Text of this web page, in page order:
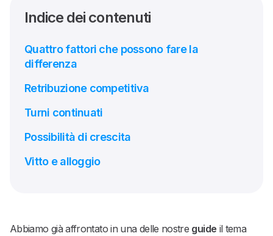
Indice dei contenuti
Quattro fattori che possono fare la
differenza
Retribuzione competitiva
Turni continuati
Possibilità di crescita
Vitto e alloggio
Abbiamo già affrontato in una delle nostre guide il tema